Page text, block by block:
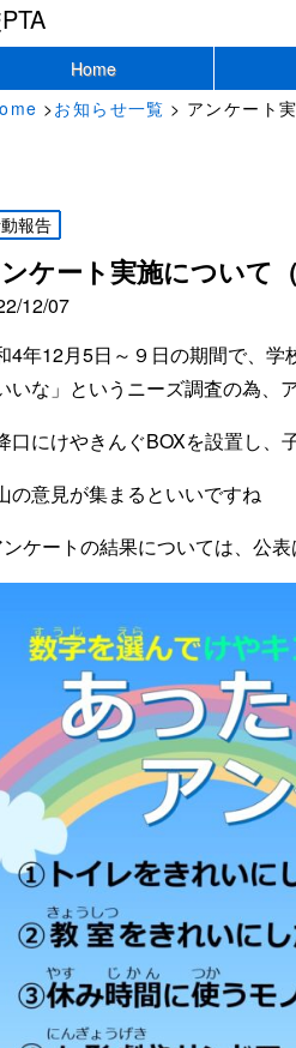
Home
>お知らせ一覧 > アンケート
報告
ケート実施について
12/07
4年12月5日～９日の期間で、学
いな」というニーズ調査の為、
口にけやきんぐBOXを設置し、
の意見が集まるといいですね
ケートの結果については、公